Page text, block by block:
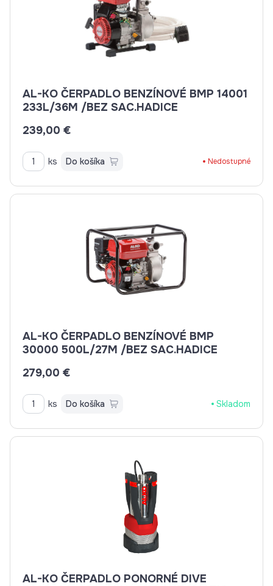
AL-KO ČERPADLO BENZÍNOVÉ BMP 14001
233L/36M /BEZ SAC.HADICE
239,00 €
ks Do košíka Nedostupné
AL-KO ČERPADLO BENZÍNOVÉ BMP
30000 500L/27M /BEZ SAC.HADICE
279,00 €
ks Do košíka Skladom
AL-KO ČERPADLO PONORNÉ DIVE